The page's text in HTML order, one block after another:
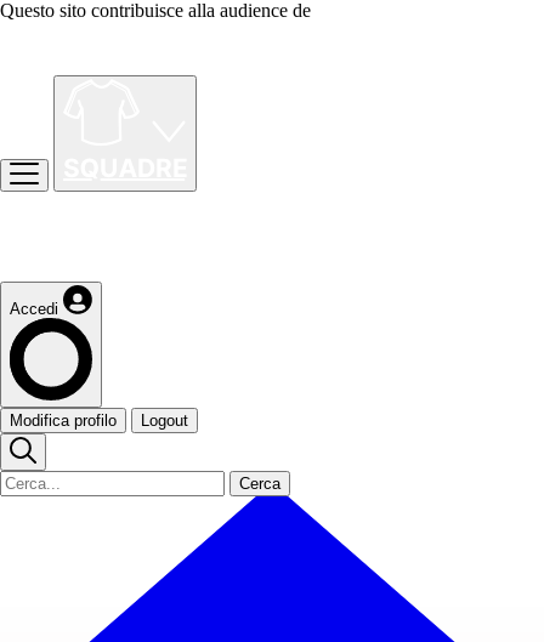
Questo sito contribuisce alla audience de
Accedi
Modifica profilo Logout
Cerca